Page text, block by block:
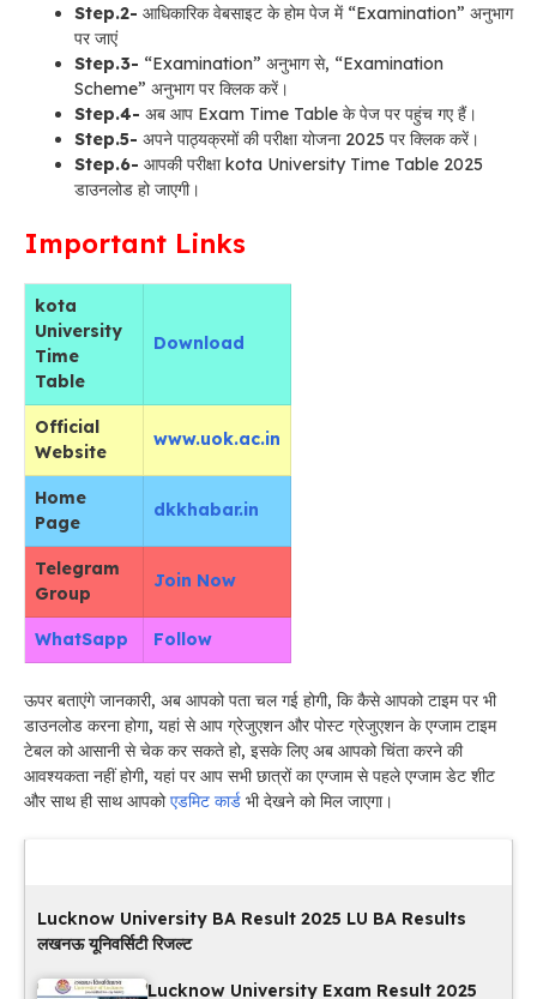
Step.2- आधिकारिक वेबसाइट के होम पेज में “Examination” अनुभाग
पर जाएं
Step.3- “Examination” अनुभाग से, “Examination
Scheme” अनुभाग पर क्लिक करें।
Step.4- अब आप Exam Time Table के पेज पर पहुंच गए हैं।
Step.5- अपने पाठ्यक्रमों की परीक्षा योजना 2025 पर क्लिक करें।
Step.6- आपकी परीक्षा kota University Time Table 2025
डाउनलोड हो जाएगी।
Important Links
kota
University
Time
Table
Download
Official
Website
www.uok.ac.in
Home
Page
dkkhabar.in
Telegram
Group
Join Now
WhatSapp Follow
ऊपर बताएंगे जानकारी, अब आपको पता चल गई होगी, कि कैसे आपको टाइम पर भी
डाउनलोड करना होगा, यहां से आप ग्रेजुएशन और पोस्ट ग्रेजुएशन के एग्जाम टाइम
टेबल को आसानी से चेक कर सकते हो, इसके लिए अब आपको चिंता करने की
आवश्यकता नहीं होगी, यहां पर आप सभी छात्रों का एग्जाम से पहले एग्जाम डेट शीट
और साथ ही साथ आपकोएडमिट कार्ड भी देखने को मिल जाएगा।
Lucknow University BA Result 2025 LU BA Results
लखनऊ यूनिवर्सिटी रिजल्ट
Lucknow University Exam Result 2025